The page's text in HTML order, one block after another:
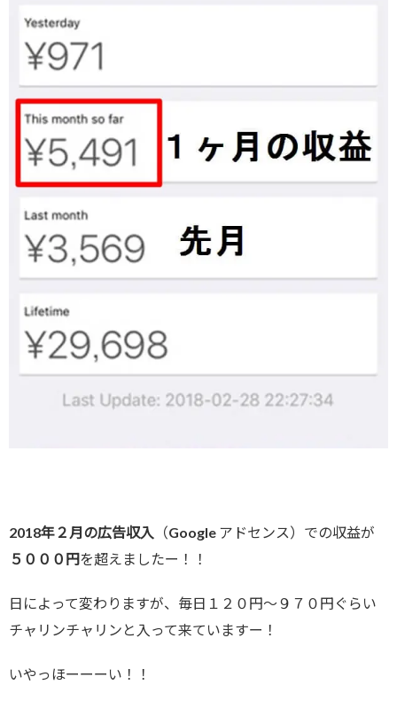
2018年２月の広告収入
（Google アドセンス）での収益が
５０００円を超えましたー！！
日によって変わりますが、毎日１２０円～９７０円ぐらい
チャリンチャリンと入って来ていますー！
いやっほーーーい！！